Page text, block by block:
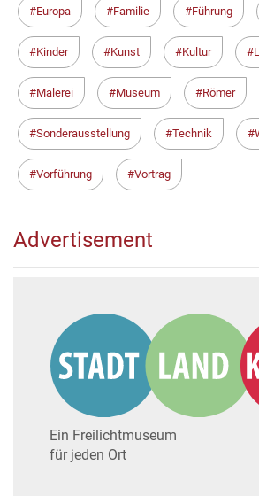
Europa Familie Führung
Kinder Kunst Kultur
Malerei Museum Römer
Sonderausstellung Technik
Vorführung Vortrag
Advertisement
Ein Freilichtmuseum
für jeden Ort